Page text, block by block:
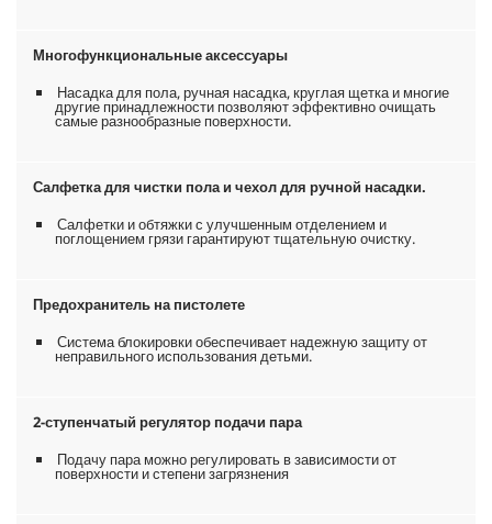
Многофункциональные аксессуары
Насадка для пола, ручная насадка, круглая щетка и многие
другие принадлежности позволяют эффективно очищать
самые разнообразные поверхности.
Салфетка для чистки пола и чехол для ручной насадки.
Салфетки и обтяжки с улучшенным отделением и
поглощением грязи гарантируют тщательную очистку.
Предохранитель на пистолете
Система блокировки обеспечивает надежную защиту от
неправильного использования детьми.
2-ступенчатый регулятор подачи пара
Подачу пара можно регулировать в зависимости от
поверхности и степени загрязнения